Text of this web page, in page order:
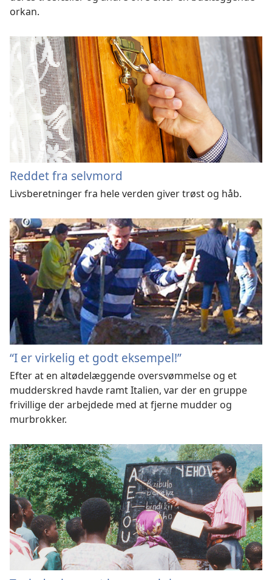
orkan.
Reddet fra selvmord
Livsberetninger fra hele verden giver trøst og håb.
“I er virkelig et godt eksempel!”
Efter at en altødelæggende oversvømmelse og et
mudderskred havde ramt Italien, var der en gruppe
frivillige der arbejdede med at fjerne mudder og
murbrokker.